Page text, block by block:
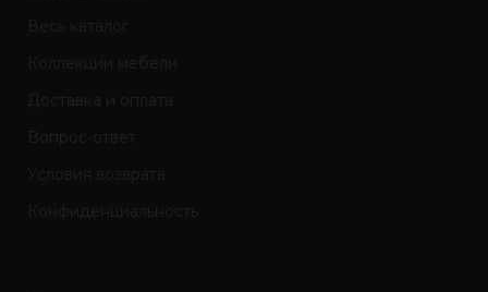
Весь каталог
Коллекции мебели
Доставка и оплата
Вопрос-ответ
Условия возврата
Конфиденциальность